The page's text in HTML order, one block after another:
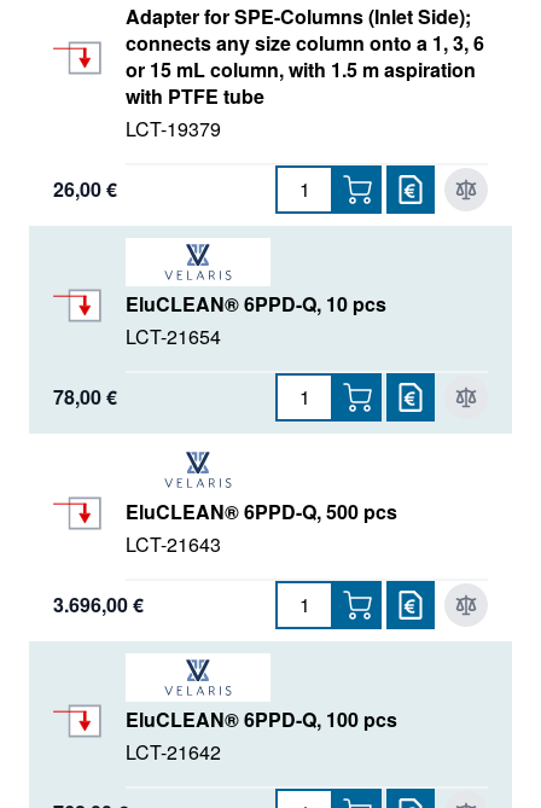
Adapter for SPE-Columns (Inlet Side);
connects any size column onto a 1, 3, 6
or 15 mL column, with 1.5 m aspiration
with PTFE tube
LCT-19379
26,00 €
EluCLEAN® 6PPD-Q, 10 pcs
LCT-21654
78,00 €
EluCLEAN® 6PPD-Q, 500 pcs
LCT-21643
3.696,00 €
EluCLEAN® 6PPD-Q, 100 pcs
LCT-21642